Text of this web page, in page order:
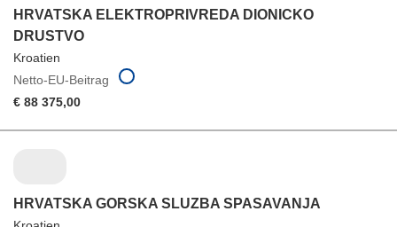
HRVATSKA ELEKTROPRIVREDA DIONICKO
DRUSTVO
Kroatien
Netto-EU-Beitrag
€ 88 375,00
HRVATSKA GORSKA SLUZBA SPASAVANJA